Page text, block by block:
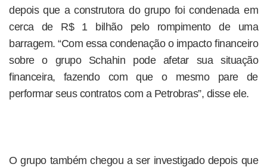
depois que a construtora do grupo foi condenada em
cerca de R$ 1 bilhão pelo rompimento de uma
barragem. “Com essa condenação o impacto financeiro
sobre o grupo Schahin pode afetar sua situação
financeira, fazendo com que o mesmo pare de
performar seus contratos com a Petrobras”, disse ele.
O grupo também chegou a ser investigado depois que